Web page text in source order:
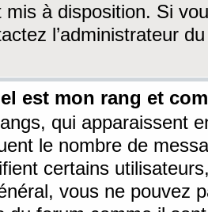
mis à disposition. Si
l’administrateur
est mon rang et
qui apparaissent
le nombre de
certains
vous ne pouvez